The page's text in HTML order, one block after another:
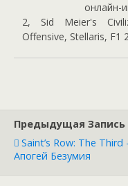
онлайн-
2, Sid Meier's
Offensive, Stellaris, F1
Предыдущая Запись
Saint’s Row: The Third -
Апогей Безумия